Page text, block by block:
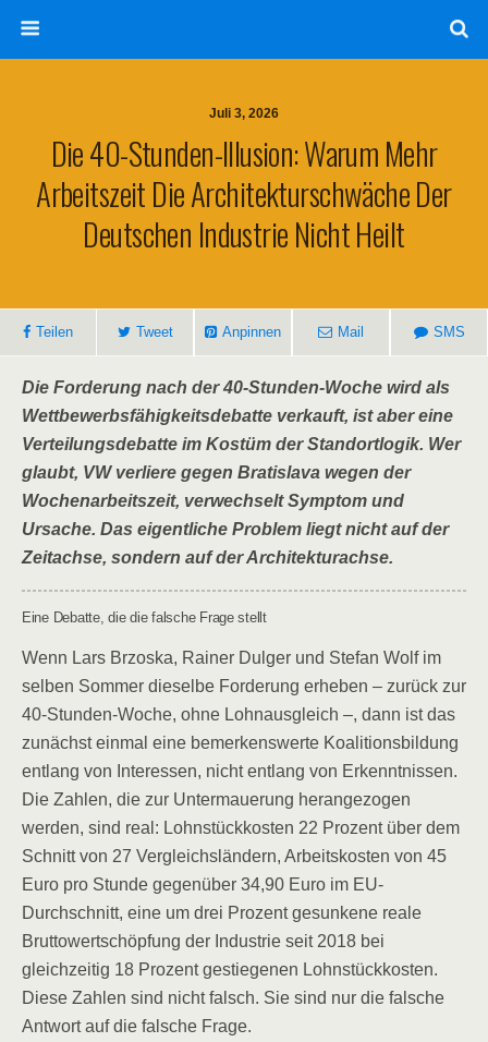
Juli 3, 2026
Die 40-Stunden-Illusion: Warum Mehr
Arbeitszeit Die Architekturschwäche Der
Deutschen Industrie Nicht Heilt
Teilen Tweet Anpinnen Mail SMS
Die Forderung nach der 40-Stunden-Woche wird als
Wettbewerbsfähigkeitsdebatte verkauft, ist aber eine
Verteilungsdebatte im Kostüm der Standortlogik. Wer
glaubt, VW verliere gegen Bratislava wegen der
Wochenarbeitszeit, verwechselt Symptom und
Ursache. Das eigentliche Problem liegt nicht auf der
Zeitachse, sondern auf der Architekturachse.
Eine Debatte, die die falsche Frage stellt
Wenn Lars Brzoska, Rainer Dulger und Stefan Wolf im
selben Sommer dieselbe Forderung erheben – zurück zur
40-Stunden-Woche, ohne Lohnausgleich –, dann ist das
zunächst einmal eine bemerkenswerte Koalitionsbildung
entlang von Interessen, nicht entlang von Erkenntnissen.
Die Zahlen, die zur Untermauerung herangezogen
werden, sind real: Lohnstückkosten 22 Prozent über dem
Schnitt von 27 Vergleichsländern, Arbeitskosten von 45
Euro pro Stunde gegenüber 34,90 Euro im EU-
Durchschnitt, eine um drei Prozent gesunkene reale
Bruttowertschöpfung der Industrie seit 2018 bei
gleichzeitig 18 Prozent gestiegenen Lohnstückkosten.
Diese Zahlen sind nicht falsch. Sie sind nur die falsche
Antwort auf die falsche Frage.